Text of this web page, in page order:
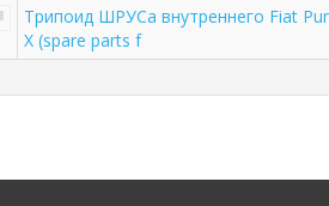
Трипоид ШРУСа внутреннего Fiat
X (spare parts f